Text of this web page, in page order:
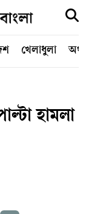
খেলাধুলা
হামলা